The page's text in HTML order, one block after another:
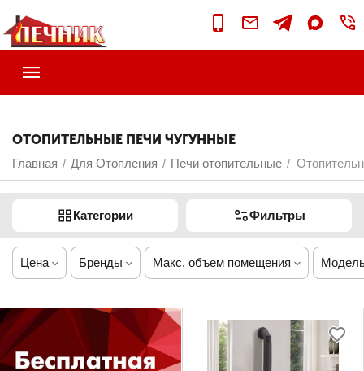
ОТОПИТЕЛЬНЫЕ ПЕЧИ ЧУГУННЫЕ
Главная / Для Отопления / Печи отопительные /
Категории Фильтры
Цена Бренды Макс. объем помещения